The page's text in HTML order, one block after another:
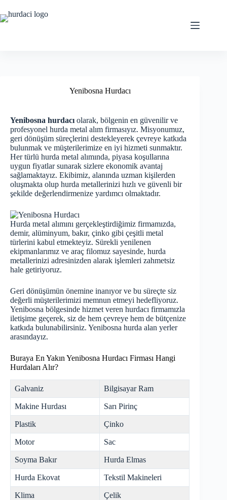
to
content
Yenibosna Hurdacı
Yenibosna hurdacı olarak, bölgenin en güvenilir ve
profesyonel hurda metal alım firmasıyız. Misyonumuz,
geri dönüşüm süreçlerini destekleyerek çevreye katkıda
bulunmak ve müşterilerimize en iyi hizmeti sunmaktır.
Her türlü hurda metal alımında, piyasa koşullarına
uygun fiyatlar sunarak sizlere ekonomik avantaj
sağlamaktayız. Ekibimiz, alanında uzman kişilerden
oluşmakta olup hurda metallerinizi hızlı ve güvenli bir
şekilde değerlendirmenize yardımcı olmaktadır.
Hurda metal alımını gerçekleştirdiğimiz firmamızda,
demir, alüminyum, bakır, çinko gibi çeşitli metal
türlerini kabul etmekteyiz. Sürekli yenilenen
ekipmanlarımız ve araç filomuz sayesinde, hurda
metallerinizi adresinizden alarak işlemleri zahmetsiz
hale getiriyoruz.
Geri dönüşümün önemine inanıyor ve bu süreçte siz
değerli müşterilerimizi memnun etmeyi hedefliyoruz.
Yenibosna bölgesinde hizmet veren hurdacı firmamızla
iletişime geçerek, siz de hem çevreye hem de bütçenize
katkıda bulunabilirsiniz. Yenibosna hurda alan yerler
arasındayız.
Buraya En Yakın Yenibosna Hurdacı Firması Hangi
Hurdaları Alır?
Galvaniz Bilgisayar Ram
Makine Hurdası Sarı Pirinç
Plastik Çinko
Motor Sac
Soyma Bakır Hurda Elmas
Hurda Ekovat Tekstil Makineleri
Klima Çelik